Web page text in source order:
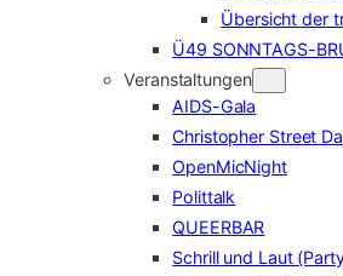
Übersicht der
Ü49 SONNTAGS-
Veranstaltungen
AIDS-Gala
Christopher Street
OpenMicNight
Polittalk
QUEERBAR
Schrill und Laut